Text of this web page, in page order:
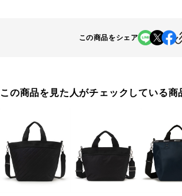
この商品をシェア
この商品を見た人がチェックしている商